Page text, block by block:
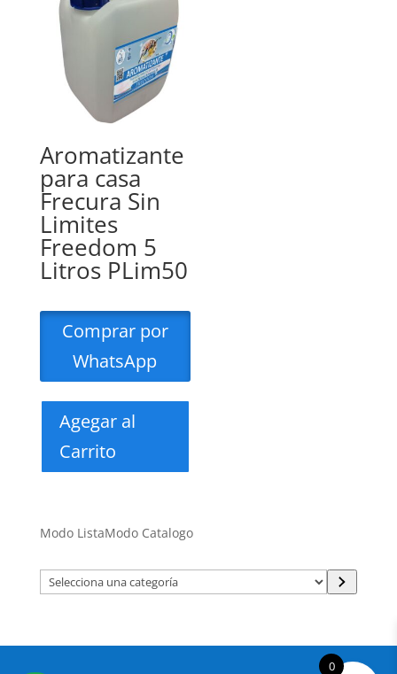
Aromatizante
para casa
Frecura Sin
Limites
Freedom 5
Litros PLim50
Comprar por
WhatsApp
Agegar al
Carrito
Modo ListaModo Catalogo
Selecciona
una
0